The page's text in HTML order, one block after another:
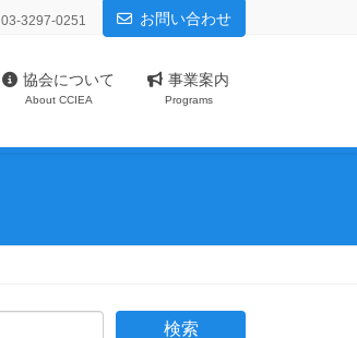
03-3297-0251 お問い合わせ
協会について
About CCIEA
事業案内
Programs